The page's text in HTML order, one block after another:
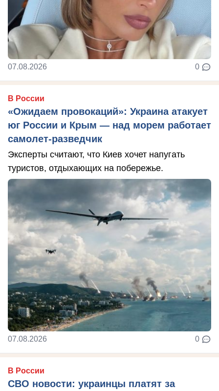
07.08.2026 0
В России
«Ожидаем провокаций»: Украина атакует
юг России и Крым — над морем работает
самолет-разведчик
Эксперты считают, что Киев хочет напугать
туристов, отдыхающих на побережье.
07.08.2026 0
В России
СВО новости: украинцы платят за